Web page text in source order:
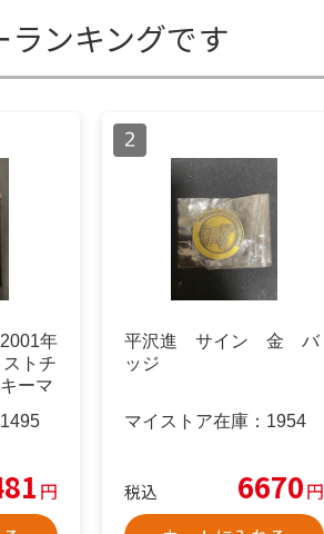
ンキングです
年
トチ
ーマ
1495
円
平沢進 サイン 金 バ
ッジ
マイストア在庫： 1954
税込 6670円